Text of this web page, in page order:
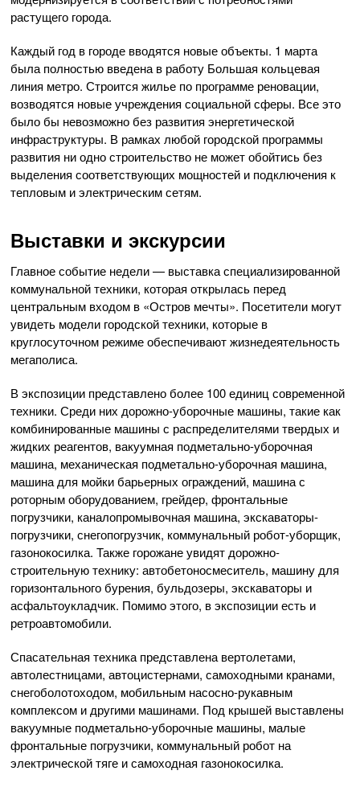
растущего города.
Каждый год в городе вводятся новые объекты. 1 марта
была полностью введена в работу Большая кольцевая
линия метро. Строится жилье по программе реновации,
возводятся новые учреждения социальной сферы. Все это
было бы невозможно без развития энергетической
инфраструктуры. В рамках любой городской программы
развития ни одно строительство не может обойтись без
выделения соответствующих мощностей и подключения к
тепловым и электрическим сетям.
Выставки и экскурсии
Главное событие недели — выставка специализированной
коммунальной техники, которая открылась перед
центральным входом в «Остров мечты». Посетители могут
увидеть модели городской техники, которые в
круглосуточном режиме обеспечивают жизнедеятельность
мегаполиса.
В экспозиции представлено более 100 единиц современной
техники. Среди них дорожно-уборочные машины, такие как
комбинированные машины с распределителями твердых и
жидких реагентов, вакуумная подметально-уборочная
машина, механическая подметально-уборочная машина,
машина для мойки барьерных ограждений, машина с
роторным оборудованием, грейдер, фронтальные
погрузчики, каналопромывочная машина, экскаваторы-
погрузчики, снегопогрузчик, коммунальный робот-уборщик,
газонокосилка. Также горожане увидят дорожно-
строительную технику: автобетоносмеситель, машину для
горизонтального бурения, бульдозеры, экскаваторы и
асфальтоукладчик. Помимо этого, в экспозиции есть и
ретроавтомобили.
Спасательная техника представлена вертолетами,
автолестницами, автоцистернами, самоходными кранами,
снегоболотоходом, мобильным насосно-рукавным
комплексом и другими машинами. Под крышей выставлены
вакуумные подметально-уборочные машины, малые
фронтальные погрузчики, коммунальный робот на
электрической тяге и самоходная газонокосилка.